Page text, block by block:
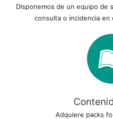
Disponemos de un equipo de
consulta o incidencia en
Adquiere packs